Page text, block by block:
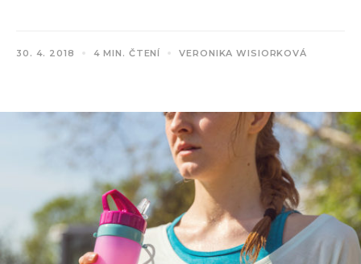
30. 4. 2018 4 MIN. ČTENÍ VERONIKA WISIORKOVÁ